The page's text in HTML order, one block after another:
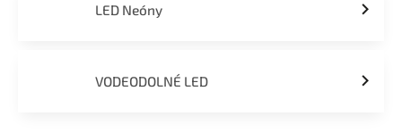
LED Neóny
VODEODOLNÉ LED